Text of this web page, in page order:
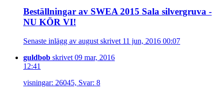
Beställningar av SWEA 2015 Sala silvergruva -
NU KÖR VI!
Senaste inlägg av august skrivet 11 jun, 2016 00:07
guldbob skrivet 09 mar, 2016
12:41
visningar: 26045, Svar: 8